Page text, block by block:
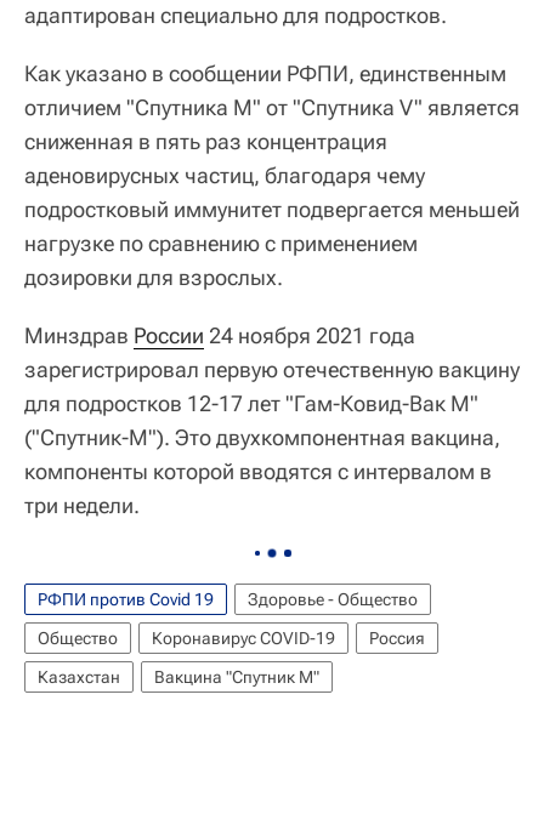
адаптирован специально для подростков.
Как указано в сообщении РФПИ, единственным
отличием "Спутника М" от "Спутника V" является
сниженная в пять раз концентрация
аденовирусных частиц, благодаря чему
подростковый иммунитет подвергается меньшей
нагрузке по сравнению с применением
дозировки для взрослых.
Минздрав России 24 ноября 2021 года
зарегистрировал первую отечественную вакцину
для подростков 12-17 лет "Гам-Ковид-Вак М"
("Спутник-М"). Это двухкомпонентная вакцина,
компоненты которой вводятся с интервалом в
три недели.
РФПИ против Covid 19
Здоровье - Общество
Общество
Коронавирус COVID-19
Россия
Казахстан
Вакцина "Спутник М"